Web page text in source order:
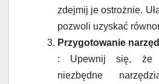
zdejmij je ostrożnie.
pozwoli uzyskać
Przygotowanie
: Upewnij się, że
niezbędne